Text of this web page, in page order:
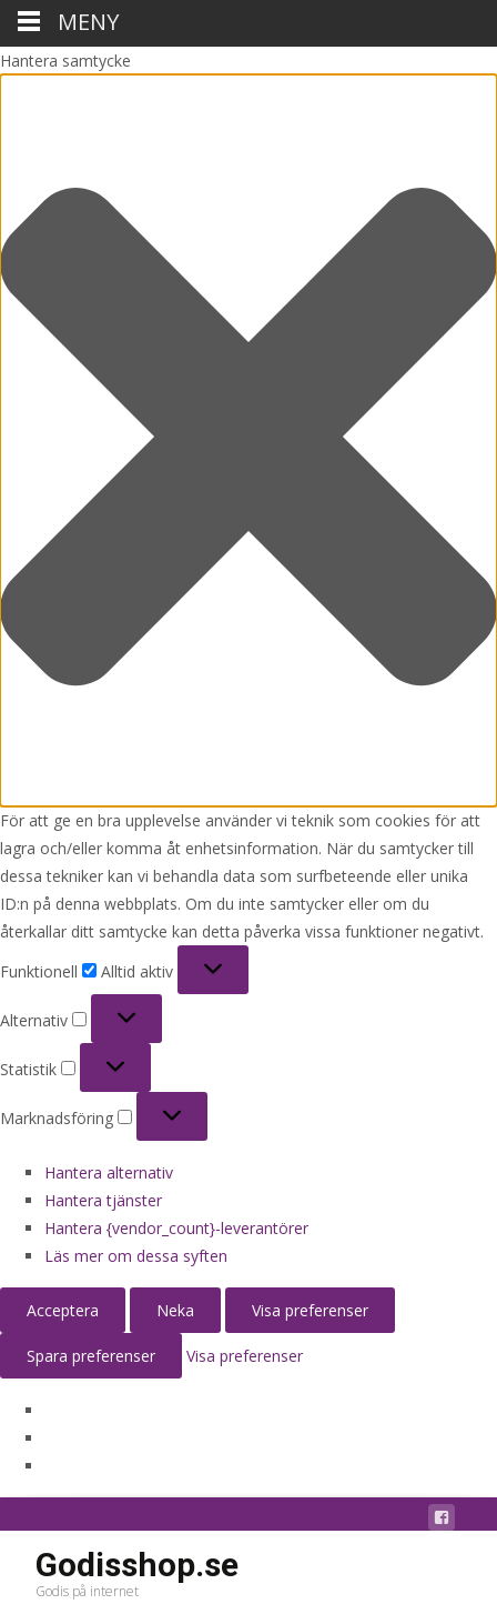
Hantera samtycke
För att ge en bra upplevelse använder vi teknik som cookies för att
lagra och/eller komma åt enhetsinformation. När du samtycker till
dessa tekniker kan vi behandla data som surfbeteende eller unika
ID:n på denna webbplats. Om du inte samtycker eller om du
återkallar ditt samtycke kan detta påverka vissa funktioner negativt.
Funktionell
Alltid aktiv
Alternativ
Statistik
Marknadsföring
Hantera alternativ
Hantera tjänster
Hantera {vendor_count}-leverantörer
Läs mer om dessa syften
Acceptera Neka Visa preferenser
Spara preferenser Visa preferenser
Godisshop.se
Godis på internet
MENY